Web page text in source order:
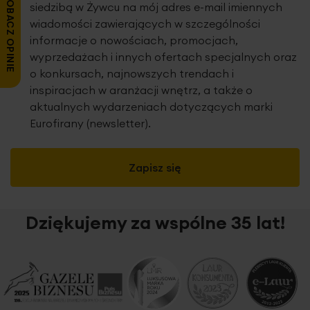
Zapisz się
siedzibą w Żywcu na mój adres e-mail imiennych
wiadomości zawierających w szczególności
informacje o nowościach, promocjach,
wyprzedażach i innych ofertach specjalnych oraz
o konkursach, najnowszych trendach i
inspiracjach w aranżacji wnętrz, a także o
aktualnych wydarzeniach dotyczących marki
Eurofirany (newsletter).
Dziękujemy za wspólne 35 lat!
ZOBACZ OPINIE